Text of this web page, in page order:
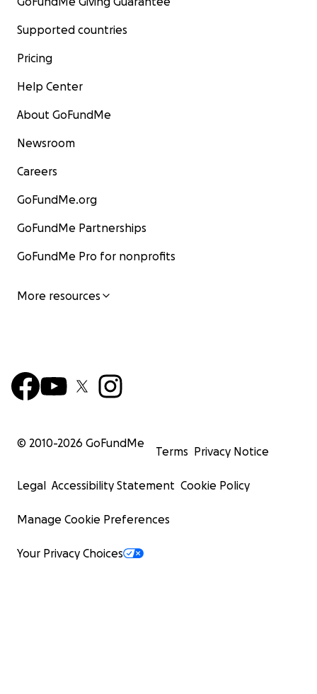
Supported countries
Pricing
Help Center
About GoFundMe
Newsroom
Careers
GoFundMe.org
GoFundMe Partnerships
GoFundMe Pro for nonprofits
More resources
© 2010-2026 GoFundMe
Terms Privacy Notice
Legal Accessibility Statement Cookie Policy
Manage Cookie Preferences
Your Privacy Choices